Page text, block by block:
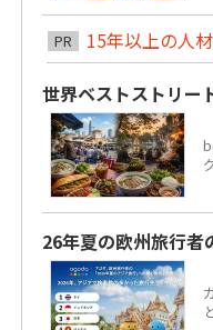
PR
15年以上の人
世界ベストストリ
26年夏の欧州旅行者